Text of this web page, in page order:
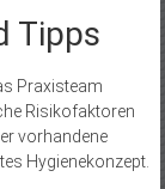
Tipps
Praxisteam
Risikofaktoren
vorhandene
Hygienekonzept.